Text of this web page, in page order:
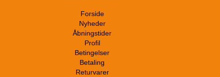
Forside
Nyheder
Åbningstider
Profil
Betingelser
Betaling
Returvarer